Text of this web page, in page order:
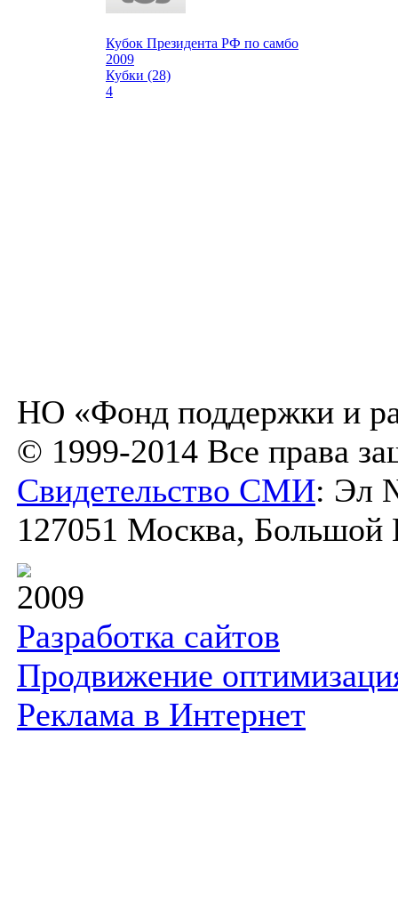
Кубок Президента РФ по самбо
2009
Кубки (28)
4
НО «Фонд поддержки и
© 1999-2014 Все права
Свидетельство СМИ: Эл
127051 Москва, Большой
2009
Разработка сайтов
Продвижение
Реклама в Интернет